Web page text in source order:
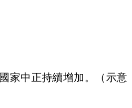
家中正持續增加。（示意